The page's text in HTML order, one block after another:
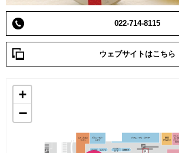
022-714-8115
ウェブサイトはこちら
+
−